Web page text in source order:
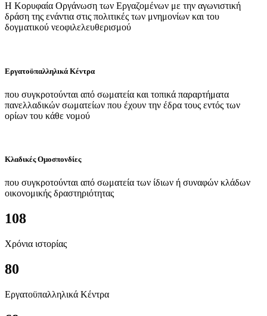
Η Κορυφαία Οργάνωση των Εργαζομένων με την αγωνιστική
δράση της ενάντια στις πολιτικές των μνημονίων και του
δογματικού νεοφιλελευθερισμού
Εργατοϋπαλληλικά Κέντρα
που συγκροτούνται από σωματεία και τοπικά παραρτήματα
πανελλαδικών σωματείων που έχουν την έδρα τους εντός των
ορίων του κάθε νομού
Κλαδικές Ομοσπονδίες
που συγκροτούνται από σωματεία των ίδιων ή συναφών κλάδων
οικονομικής δραστηριότητας
108
Χρόνια ιστορίας
80
Εργατοϋπαλληλικά Κέντρα